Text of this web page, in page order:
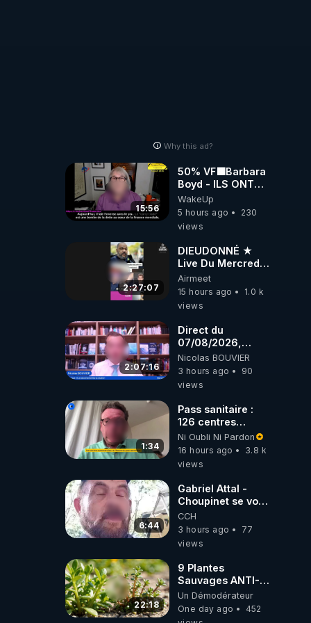
Why this ad?
15:56
50% VF🟩Barbara
Boyd - ILS ONT
MENTI SUR TOUT
-Jocelyne
Traduction
WakeUp
5 hours ago
230
views
2:27:07
DIEUDONNÉ ★
Live Du Mercredi
5 Août 2026
Airmeet
15 hours ago
1.0 k
views
2:07:16
Direct du
07/08/2026,
présenté par
Nicolas BOUVIER
Nicolas BOUVIER
3 hours ago
90
views
1:34
Pass sanitaire :
126 centres
commerciaux
concernés par
l'obligation dans
Ni Oubli Ni Pardon
16 hours ago
3.8 k
views
6:44
Gabriel Attal -
Choupinet se voit
en haut de
l'affiche
CCH
3 hours ago
77
views
22:18
9 Plantes
Sauvages ANTI-
FAMINE: ces
Ressources
Un Démodérateur
One day ago
452